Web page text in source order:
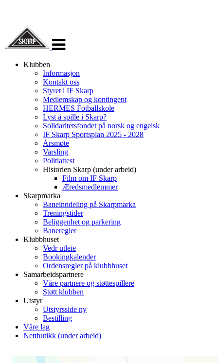
navigasjon
Klubben
Informasjon
Kontakt oss
Styret i IF Skarp
Medlemskap og kontingent
HERMES Fotballskole
Lyst å spille i Skarp?
Solidaritetsfondet på norsk og engelsk
IF Skarp Sportsplan 2025 - 2028
Årsmøte
Varsling
Politiattest
Historien Skarp (under arbeid)
Film om IF Skarp
Æredsmedlemmer
Skarpmarka
Baneinndeling på Skarpmarka
Treningstider
Beliggenhet og parkering
Baneregler
Klubbhuset
Vedr utleie
Bookingkalender
Ordensregler på klubbhuset
Samarbeidspartnere
Våre partnere og støttespillere
Støtt klubben
Utstyr
Utstyrsside ny
Bestilling
Våre lag
Nettbutikk (under arbeid)